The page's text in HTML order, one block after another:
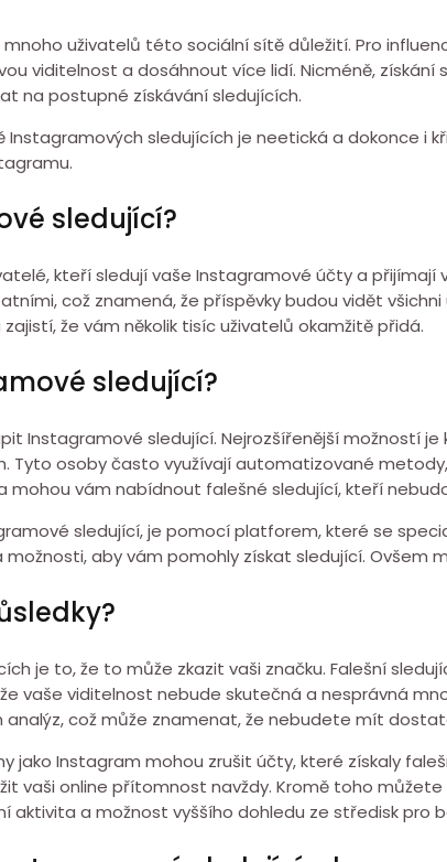
uživatelů této sociální sítě důležití. Pro
viditelnost a dosáhnout více lidí. Nicméně,
na postupné získávání sledujících.
Instagramových sledujících je neetická a dokonce i
sledující?
kteří sledují vaše Instagramové účty a přijímají
což znamená, že příspěvky budou vidět
že vám několik tisíc uživatelů okamžitě přidá.
sledující?
Instagramové sledující. Nejrozšířenější možností
Tyto osoby často využívají automatizované
mohou vám nabídnout falešné sledující, kteří
sledující, je pomocí platforem, které se
aby vám pomohly získat sledující.
je to, že to může zkazit vaši značku. Falešní
vaše viditelnost nebude skutečná a nesprávná
analýz, což může znamenat, že nebudete mít
jako Instagram mohou zrušit účty, které získaly
vaši online přítomnost navždy. Kromě toho
aktivita a možnost vyššího dohledu ze středisk pro